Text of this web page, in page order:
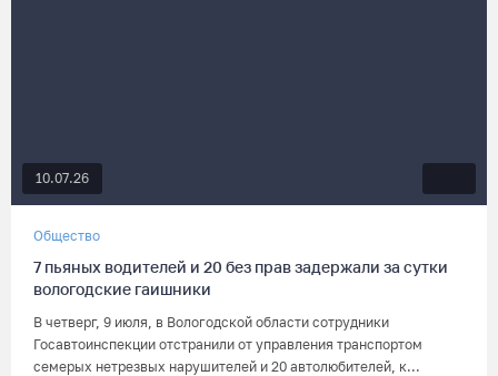
10.07.26
Общество
7 пьяных водителей и 20 без прав задержали за сутки
вологодские гаишники
В четверг, 9 июля, в Вологодской области сотрудники
Госавтоинспекции отстранили от управления транспортом
семерых нетрезвых нарушителей и 20 автолюбителей, к...